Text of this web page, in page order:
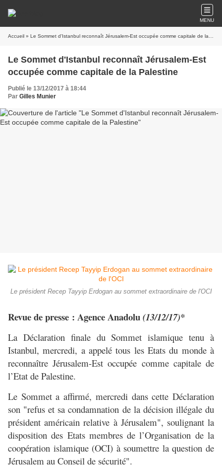
MENU
Accueil » Le Sommet d'Istanbul reconnaît Jérusalem-Est occupée comme capitale de la Palestine
Le Sommet d'Istanbul reconnaît Jérusalem-Est
occupée comme capitale de la Palestine
Publié le 13/12/2017 à 18:44
Par Gilles Munier
Le président Recep Tayyip Erdogan au sommet extraordinaire de l'OCI
Revue de presse : Agence Anadolu(13/12/17)*
La Déclaration finale du Sommet islamique tenu à
Istanbul, mercredi, a appelé tous les Etats du monde à
reconnaître Jérusalem-Est occupée comme capitale de
l’Etat de Palestine.
Le Sommet a affirmé, mercredi dans cette Déclaration
son "refus et sa condamnation de la décision illégale du
président américain relative à Jérusalem", soulignant la
disposition des Etats membres de l’Organisation de la
coopération islamique (OCI) à soumettre la question de
Jérusalem au Conseil de sécurité".